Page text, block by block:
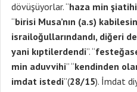
dövüşüyorlar. “haza min
“birisi Musa’nın (a.s)
israiloğullarındandı, diğeri
yani kıptilerdendi”. “
min aduvvihi” “kendinden
imdat istedi”(28/15). İmdat